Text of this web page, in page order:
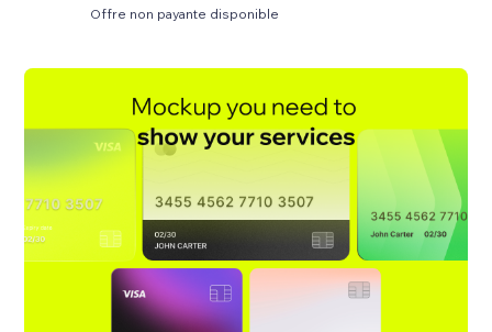
Offre non payante disponible